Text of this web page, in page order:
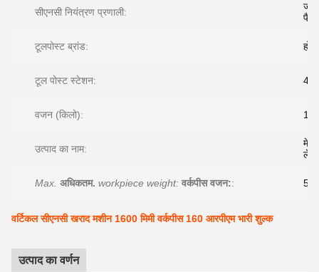
सीएनसी नियंत्रण प्रणाली:
टूलपोस्ट ब्रांड:
टूल पोस्ट स्टेशन: 4
वजन (किलो):
उत्पाद का नाम:
लेथ
Max. अधिकतम. workpiece weight: वर्कपीस वजन::
वर्टिकल सीएनसी खराद मशीन 1600 मिमी वर्कपीस 160 आरपीएम भारी शुल्क
उत्पाद का वर्णन